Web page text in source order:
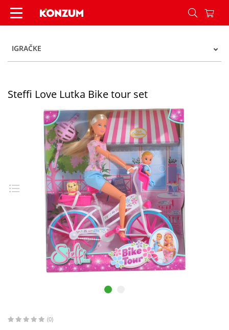
Steffi Love Lutka Bike tour set - Konzum
IGRAČKE
Steffi Love Lutka Bike tour set
(0)